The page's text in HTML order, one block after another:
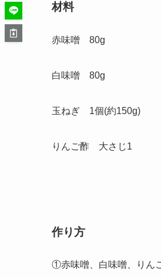
材料
赤味噌 80g
白味噌 80g
玉ねぎ 1個(約150g)
りんご酢 大さじ1
作り方
①赤味噌、白味噌、りん